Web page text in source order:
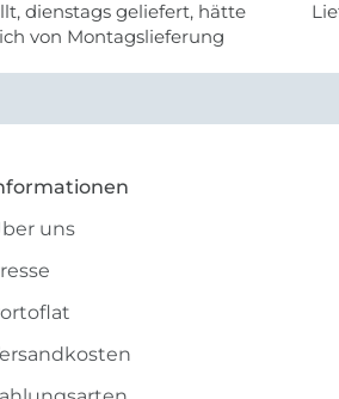
dienstags geliefert, hätte
von Montagslieferung
uns